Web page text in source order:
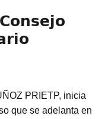
Superior
PRIETP, inicia
que se adelanta en